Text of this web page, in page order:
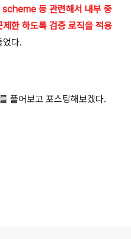
등 관련해서 내부 중
한 하도록 검증 로직을 적용
었다.
풀어보고 포스팅해보겠다.